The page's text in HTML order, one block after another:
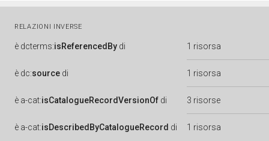
RELAZIONI INVERSE
è dcterms:isReferencedBy di 1 risorsa
è dc:source di 1 risorsa
è a-cat:isCatalogueRecordVersionOf di 3 risorse
è a-cat:isDescribedByCatalogueRecord di 1 risorsa